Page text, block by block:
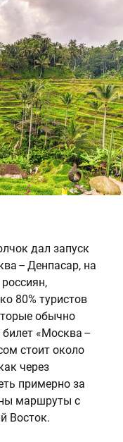
дал запуск
– Денпасар, на
80% туристов
обычно
билет «Москва –
стоит около
через
примерно за
маршруты с
Восток.